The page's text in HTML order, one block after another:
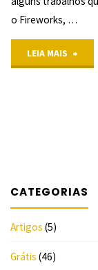
o Fireworks, …
LEIA MAIS
de
CATEGORIAS
Artigos (5)
Grátis (46)